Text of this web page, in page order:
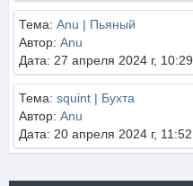
Тема: Anu | Пьяный
Автор: Anu
Дата: 27 апреля 2024 г, 10:29
Тема: squint | Бухта
Автор: Anu
Дата: 20 апреля 2024 г, 11:52